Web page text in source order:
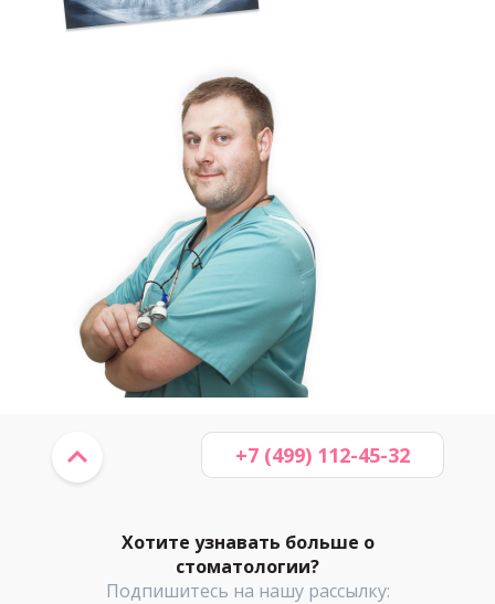
Хотите узнавать больше о
стоматологии?
Подпишитесь на нашу рассылку:
+7 (499) 112-45-32